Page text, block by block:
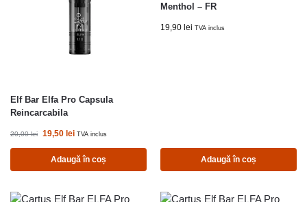
Elf Bar Elfa Pro Capsula
Reincarcabila
20,00lei 19,50 lei TVA inclus
Adaugă în coș
Menthol – FR
19,90 lei TVA inclus
Adaugă în coș